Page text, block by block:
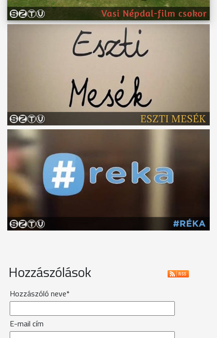
Hozzászólások
Hozzászóló neve*
E-mail cím